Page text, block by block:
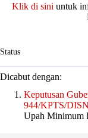
Klik di sini untuk
Status
Dicabut dengan:
Keputusan
944/KPTS/
Upah Minimum